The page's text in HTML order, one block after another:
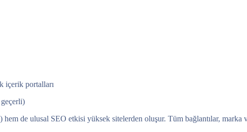
içerik portalları
de ulusal SEO etkisi yüksek sitelerden oluşur. Tüm bağlantılar, marka